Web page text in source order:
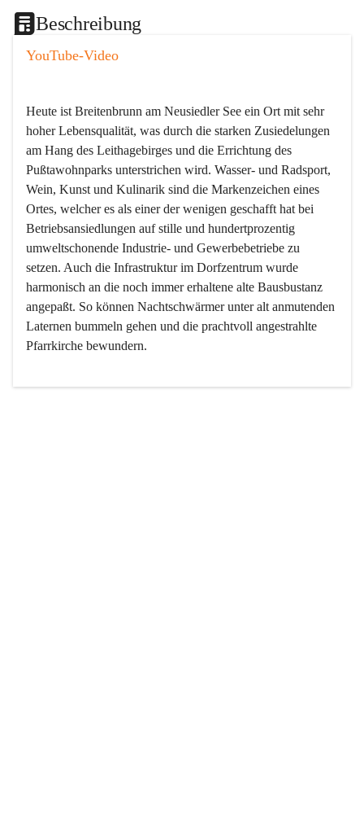
Beschreibung
YouTube-Video
Heute ist Breitenbrunn am Neusiedler See ein Ort mit sehr
hoher Lebensqualität, was durch die starken Zusiedelungen
am Hang des Leithagebirges und die Errichtung des
Pußtawohnparks unterstrichen wird. Wasser- und Radsport,
Wein, Kunst und Kulinarik sind die Markenzeichen eines
Ortes, welcher es als einer der wenigen geschafft hat bei
Betriebsansiedlungen auf stille und hundertprozentig
umweltschonende Industrie- und Gewerbebetriebe zu
setzen. Auch die Infrastruktur im Dorfzentrum wurde
harmonisch an die noch immer erhaltene alte Bausbustanz
angepaßt. So können Nachtschwärmer unter alt anmutenden
Laternen bummeln gehen und die prachtvoll angestrahlte
Pfarrkirche bewundern.
Der Weinbau dominert heute nicht mehr, ist aber integrativer